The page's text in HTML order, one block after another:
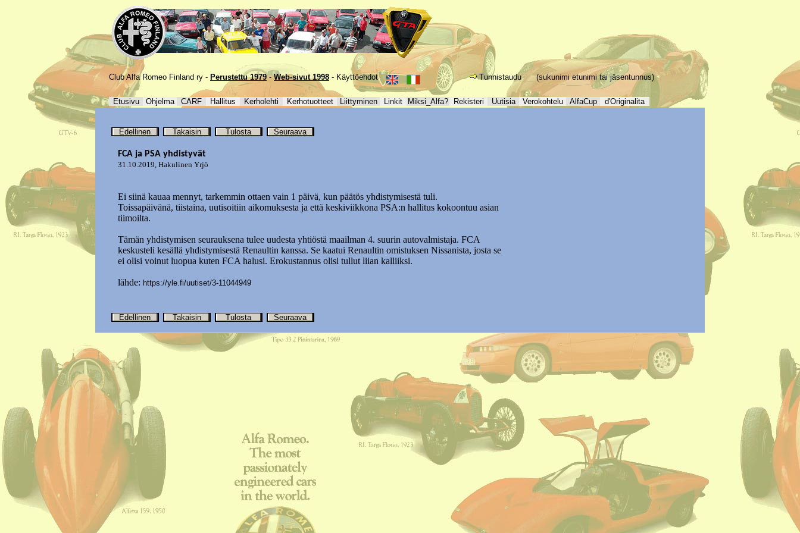
Club Alfa Romeo Finland ry - Perustettu 1979-Web-sivut 1998 - Käyttöehdot Tunnistaudu (sukunimi etunimi tai jäsentunnus)
Etusivu Ohjelma CARF Hallitus Kerholehti Kerhotuotteet Liittyminen Linkit Miksi_Alfa? Rekisteri Uutisia Verokohtelu AlfaCup d'Originalita
Edellinen Takaisin Tulosta Seuraava
FCA ja PSA yhdistyvät
31.10.2019, Hakulinen Yrjö
Ei siinä kauaa mennyt, tarkemmin ottaen vain 1 päivä, kun päätös yhdistymisestä tuli.
Toissapäivänä, tiistaina, uutisoitiin aikomuksesta ja että keskiviikkona PSA:n hallitus kokoontuu asian
tiimoilta.
Tämän yhdistymisen seurauksena tulee uudesta yhtiöstä maailman 4. suurin autovalmistaja. FCA
keskusteli kesällä yhdistymisestä Renaultin kanssa. Se kaatui Renaultin omistuksen Nissanista, josta se
ei olisi voinut luopua kuten FCA halusi. Erokustannus olisi tullut liian kalliiksi.
lähde: https://yle.fi/uutiset/3-11044949
Edellinen Takaisin Tulosta Seuraava